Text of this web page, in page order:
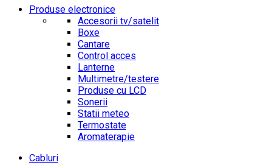
Produse electronice
Accesorii tv/satelit
Boxe
Cantare
Control acces
Lanterne
Multimetre/testere
Produse cu LCD
Sonerii
Statii meteo
Termostate
Aromaterapie
Cabluri